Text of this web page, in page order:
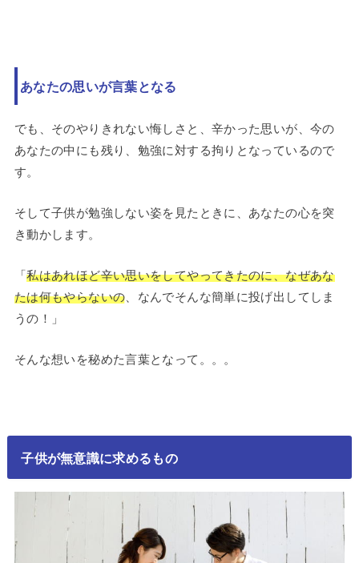
あなたの思いが言葉となる
でも、そのやりきれない悔しさと、辛かった思いが、今の
あなたの中にも残り、勉強に対する拘りとなっているので
す。
そして子供が勉強しない姿を見たときに、あなたの心を突
き動かします。
「私はあれほど辛い思いをしてやってきたのに、なぜあな
たは何もやらないの、なんでそんな簡単に投げ出してしま
うの！」
そんな想いを秘めた言葉となって。。。
子供が無意識に求めるもの